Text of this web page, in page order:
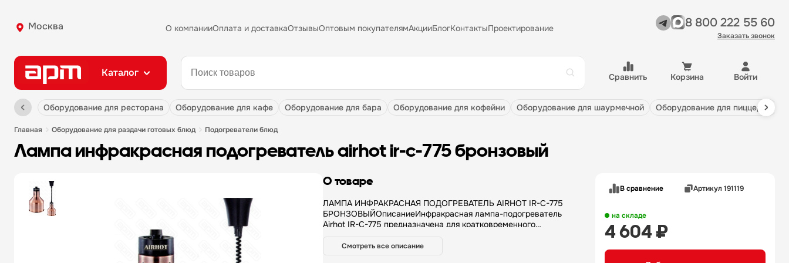
Москва О компанииОплата и доставкаОтзывыОптовым покупателямАкцииБлогКонтактыПроектирование 8 800 222 55 60
Заказать звонок
Каталог Сравнить Корзина Войти
оборудование для ресторана оборудование для кафе оборудование для бара оборудование для кофейни оборудование для шаурмечной оборудование для пиццерии
главная оборудование для раздачи готовых блюд подогреватели блюд
лампа инфракрасная подогреватель airhot ir-c-775 бронзовый
О товаре
ЛАМПА ИНФРАКРАСНАЯ ПОДОГРЕВАТЕЛЬ AIRHOT IR-C-775
БРОНЗОВЫЙОписаниеИнфракрасная лампа-подогреватель
Airhot IR-C-775 предназначена для кратковременного
подачей. Модель выполнена в бронзовом цвете, имеет
Смотреть все описание
В сравнение Артикул 191119
на складе
4 604 ₽